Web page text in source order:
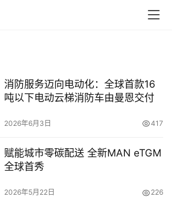
消防服务迈向电动化：全球首款16
吨以下电动云梯消防车由曼恩交付
2026年6月3日 417
赋能城市零碳配送 全新MAN eTGM
全球首秀
2026年5月22日 226